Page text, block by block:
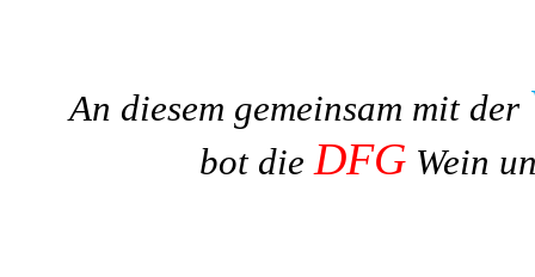
An diesem gemeinsam mit der
bot dieDFG Wein